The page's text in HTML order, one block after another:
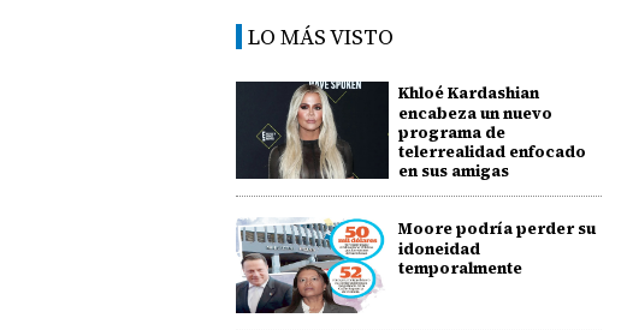
LO MÁS VISTO
Khloé Kardashian
encabeza un nuevo
programa de
telerrealidad enfocado
en sus amigas
Moore podría perder su
idoneidad
temporalmente